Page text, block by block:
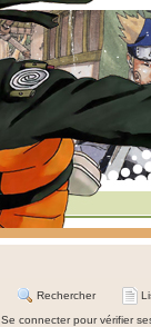
Rechercher
Se connecter pour vérifier